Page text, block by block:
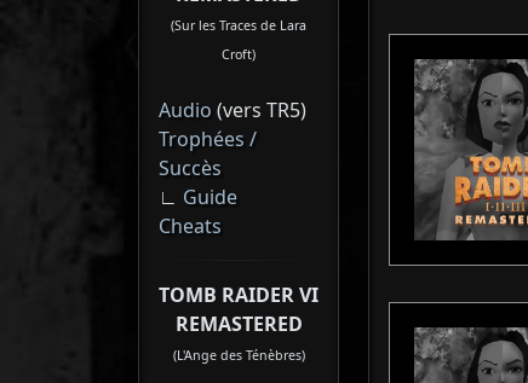
(Sur les Traces de Lara
Croft)
Audio (vers TR5)
Trophées /
Succès
∟ Guide
Cheats
TOMB RAIDER VI
REMASTERED
(L'Ange des Ténèbres)